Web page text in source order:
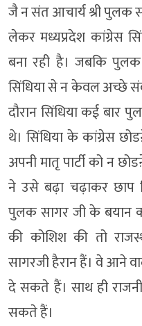
जै न संत आचार्य श्री पुलक
लेकर मध्यप्रदेश कांग्रेस
बना रही है। जबकि पुलक
सिंधिया से न केवल अच्छे
दौरान सिंधिया कई बार
थे। सिंधिया के कांग्रेस
अपनी मातृ पार्टी को न
ने उसे बढ़ा चढ़ाकर छाप
पुलक सागर जी के बयान
की कोशिश की तो
सागरजी हैरान हैं। वे आने
दे सकते हैं। साथ ही
सकते हैं।